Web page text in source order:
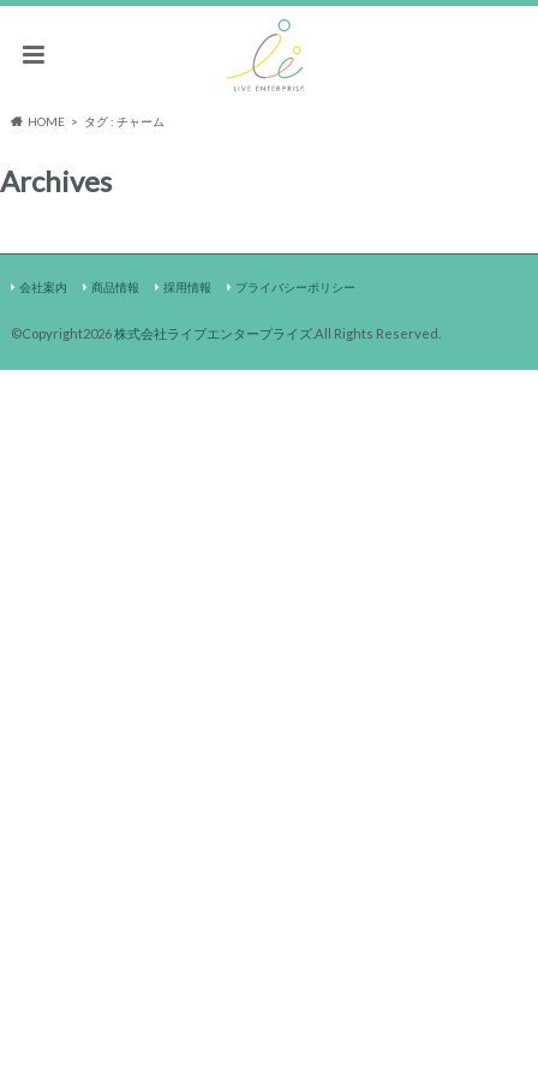
HOME タグ : チャーム
Archives
会社案内 商品情報 採用情報 プライバシーポリシー
©Copyright2026株式会社ライブエンタープライズ.All Rights Reserved.